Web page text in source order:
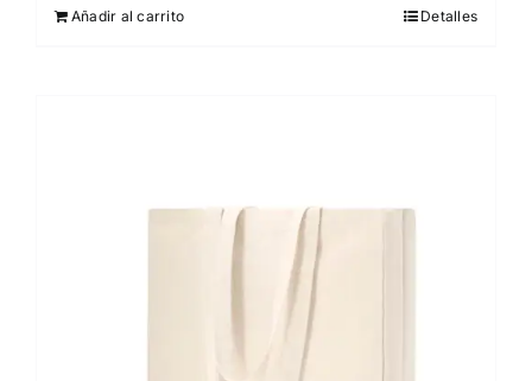
Añadir al carrito Detalles